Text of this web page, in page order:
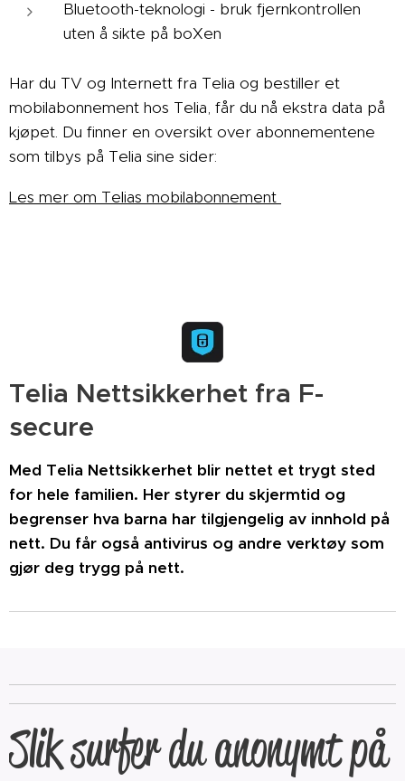
Bluetooth-teknologi - bruk fjernkontrollen
uten å sikte på boXen
Har du TV og Internett fra Telia og bestiller et
mobilabonnement hos Telia, får du nå ekstra data på
kjøpet. Du finner en oversikt over abonnementene
som tilbys på Telia sine sider:
Les mer om Telias mobilabonnement
Telia Nettsikkerhet fra F-
secure
Med Telia Nettsikkerhet blir nettet et trygt sted
for hele familien. Her styrer du skjermtid og
begrenser hva barna har tilgjengelig av innhold på
nett. Du får også antivirus og andre verktøy som
gjør deg trygg på nett.
Slik surfer du anonymt på